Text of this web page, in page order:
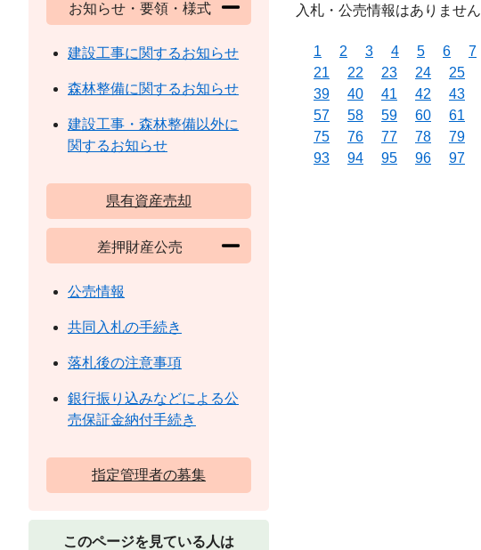
入札・公売情報はありません
1 2 3 4 5 6 7
21
22 23 24 25
39
40 41 42 43
57
58 59 60 61
75
76 77 78 79
93
94 95 96 97
お知らせ・要領・様式
建設工事に関するお知らせ
森林整備に関するお知らせ
建設工事・森林整備以外に
関するお知らせ
県有資産売却
差押財産公売
公売情報
共同入札の手続き
落札後の注意事項
銀行振り込みなどによる公
売保証金納付手続き
指定管理者の募集
このページを見ている人は